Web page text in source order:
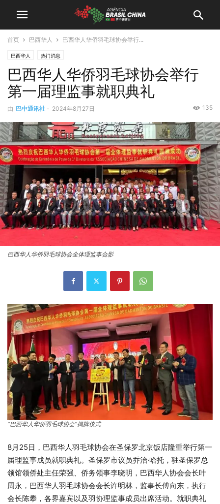
首页 巴西华人 巴西华人华侨羽毛球协会举行...
巴西华人 热门消息
巴西华人华侨羽毛球协会举行
第一届理监事就职典礼
由 巴中通讯社 - 2024年8月27日 135
巴西华人华侨羽毛球协会全体理监事合影
“巴西华人华侨羽毛球协会”揭牌仪式
8月25日，巴西华人羽毛球协会在圣保罗北京饭店隆重举行第一
届理监事成员就职典礼。圣保罗市议员乔治·哈托，驻圣保罗总
领馆领侨处主任荣强、侨务领事李晓明，巴西华人协会会长叶
周永，巴西华人羽毛球协会会长许明林，监事长傅向东，执行
会长陈攀，各界嘉宾以及羽协理监事成员出席活动。就职典礼